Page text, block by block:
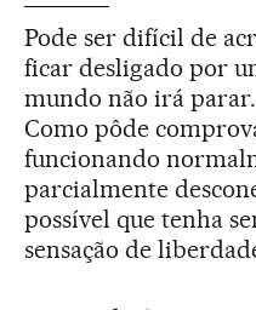
Pode ser difícil de
ficar desligado por
mundo não irá
Como pôde
funcionando
parcialmente
possível que tenha
sensação de